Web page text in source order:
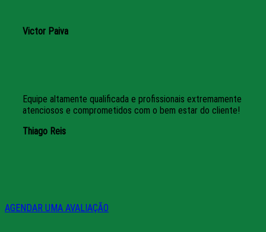
Victor Paiva
Equipe altamente qualificada e profissionais extremamente
atenciosos e comprometidos com o bem estar do cliente!
Thiago Reis
AGENDAR UMA AVALIAÇÃO